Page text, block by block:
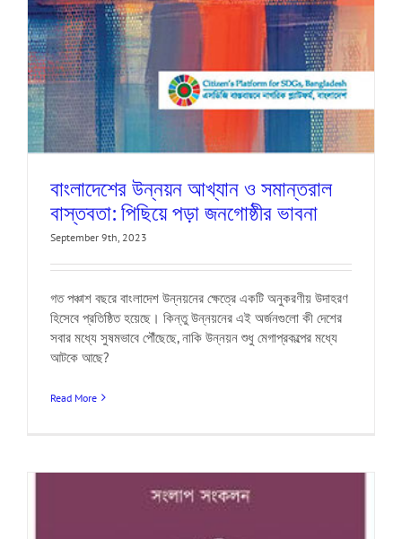
বাংলাদেশের উন্নয়ন আখ্যান ও সমান্তরাল
বাস্তবতা: পিছিয়ে পড়া জনগোষ্ঠীর ভাবনা
September 9th, 2023
গত পঞ্চাশ বছরে বাংলাদেশ উন্নয়নের ক্ষেত্রে একটি অনুকরণীয় উদাহরণ
হিসেবে প্রতিষ্ঠিত হয়েছে। কিন্তু উন্নয়নের এই অর্জনগুলো কী দেশের
সবার মধ্যে সুষমভাবে পৌঁছেছে, নাকি উন্নয়ন শুধু মেগাপ্রকল্পের মধ্যে
আটকে আছে?
Read More